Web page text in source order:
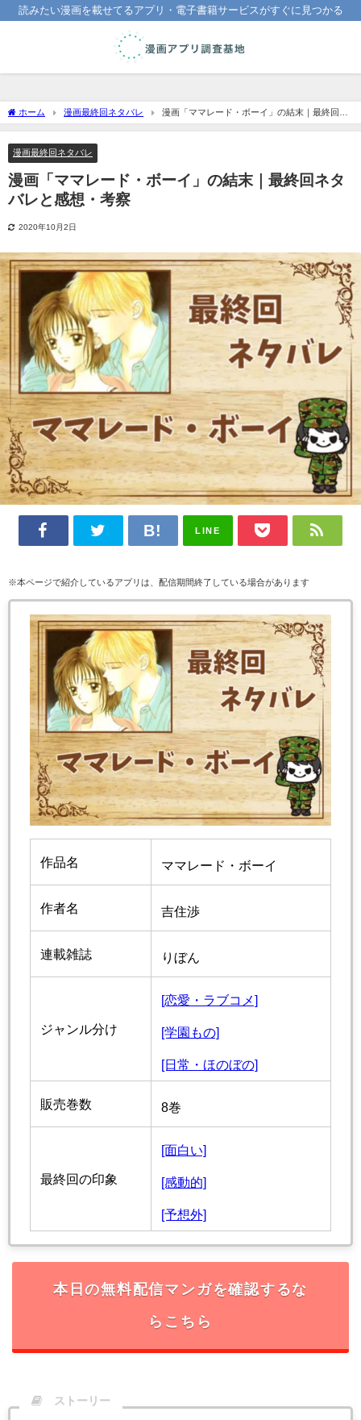
読みたい漫画を載せてるアプリ・電子書籍サービスがすぐに見つかる
ホーム 漫画最終回ネタバレ
漫画「ママレード・ボーイ」の結末｜最終回ネ
タバレと感想・考察
漫画最終回ネタバレ
漫画「ママレード・ボーイ」の結末｜最終回ネタ
バレと感想・考察
2020年10月2日
LINE
※本ページで紹介しているアプリは、配信期間終了している場合があります
作品名 ママレード・ボーイ
作者名 吉住渉
連載雑誌 りぼん
ジャンル分け
[恋愛・ラブコメ]
[学園もの]
[日常・ほのぼの]
販売巻数 8巻
最終回の印象
[面白い]
[感動的]
[予想外]
本日の無料配信マンガを確認するな
らこちら
ストーリー